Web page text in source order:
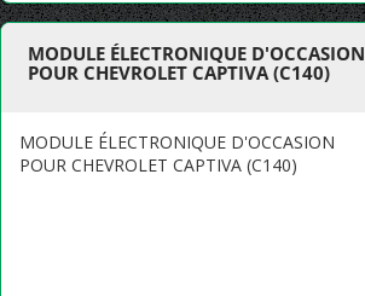
MODULE ÉLECTRONIQUE D'OCCASION
POUR CHEVROLET CAPTIVA (C140)
MODULE ÉLECTRONIQUE D'OCCASION
POUR CHEVROLET CAPTIVA (C140)